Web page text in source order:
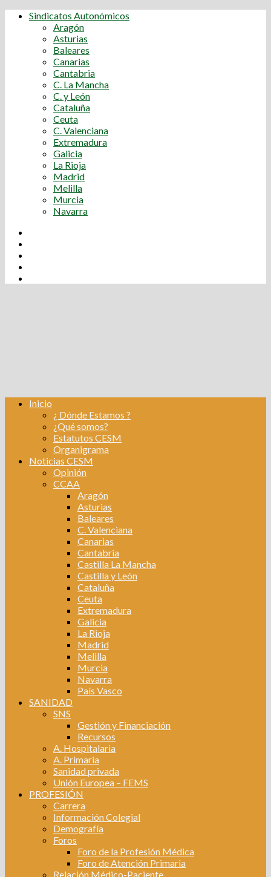
Sindicatos Autonómicos
Aragón
Asturias
Baleares
Canarias
Cantabria
C. La Mancha
C. y León
Cataluña
Ceuta
C. Valenciana
Extremadura
Galicia
La Rioja
Madrid
Melilla
Murcia
Navarra
fb
Inicio
¿ Dónde Estamos ?
¿Qué somos?
Estatutos CESM
Organigrama
Noticias CESM
Opinión
CCAA
Aragón
Asturias
Baleares
C. Valenciana
Canarias
Cantabria
Castilla La Mancha
Castilla y León
Cataluña
Ceuta
Extremadura
Galicia
La Rioja
Madrid
Melilla
Murcia
Navarra
País Vasco
SANIDAD
SNS
Gestión y Financiación
Recursos
A. Hospitalaria
A. Primaria
Sanidad privada
Unión Europea – FEMS
PROFESIÓN
Carrera
Información Colegial
Demografía
Foros
Foro de la Profesión Médica
Foro de Atención Primaria
Relación Médico-Paciente